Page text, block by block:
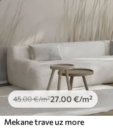
45.00€/m²27 .00 €/m²
Mekane trave uz more